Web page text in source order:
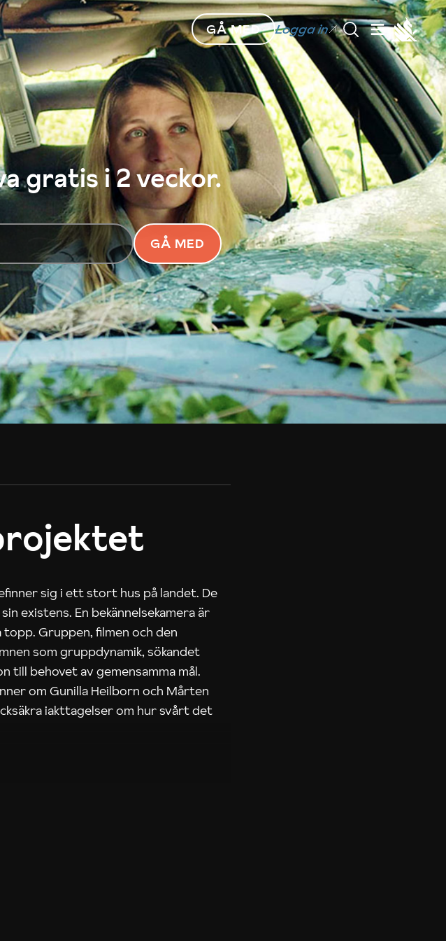
GÅ MED Logga in
gratis i 2 veckor.
GÅ MED
sig i ett stort hus på landet. De
existens. En bekännelsekamera är
Gruppen, filmen och den
som gruppdynamik, sökandet
till behovet av gemensamma mål.
om Gunilla Heilborn och Mårten
iakttagelser om hur svårt det